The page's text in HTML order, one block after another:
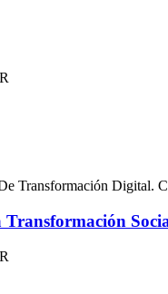
Transformación Digital.